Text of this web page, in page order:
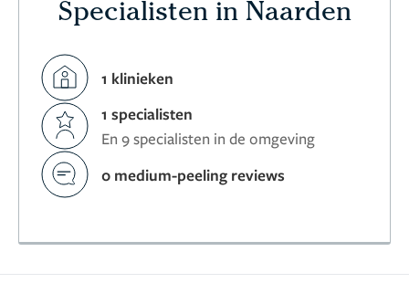
Specialisten in Naarden
1 klinieken
1 specialisten
En 9 specialisten in de omgeving
0 medium-peeling reviews